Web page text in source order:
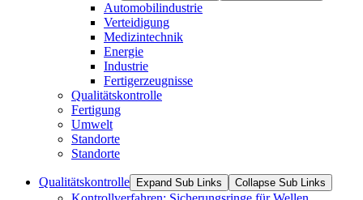
Automobilindustrie
Verteidigung
Medizintechnik
Energie
Industrie
Fertigerzeugnisse
Qualitätskontrolle
Fertigung
Umwelt
Standorte
Standorte
Qualitätskontrolle Expand Sub Links Collapse Sub Links